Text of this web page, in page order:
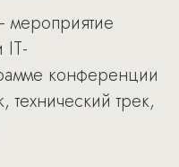
IT-
конференции
технический трек,